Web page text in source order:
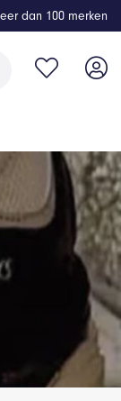
dan 100 merken